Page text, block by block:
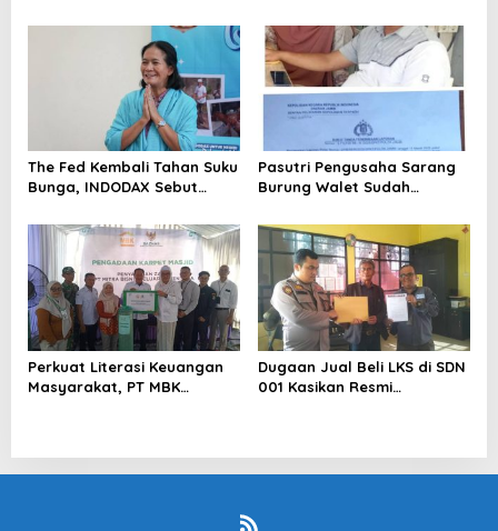
Blockchain
The Fed Kembali Tahan Suku
Bunga, INDODAX Sebut
Sentimen Pasar
Pasutri Pengusaha Sarang
Burung Walet Sudah
Pelapor Desak Polda Jambi
Segera Lakukan Penahanan
Perkuat Literasi Keuangan
Masyarakat, PT MBK
Dugaan Jual Beli LKS di SDN
001 Kasikan Resmi